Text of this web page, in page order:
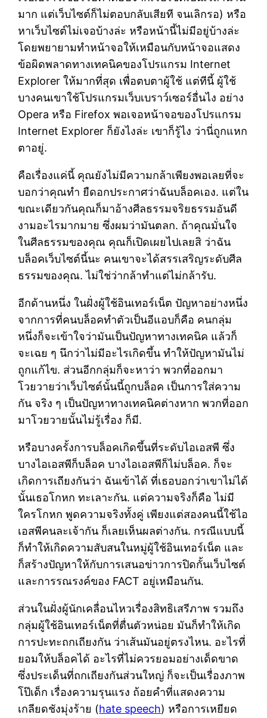
มาก แต่เว็บไซต์ก็ไม่ตอบกลับเสียที จนเลิกรอ) หรือ
หาเว็บไซต์ไม่เจอบ้างล่ะ หรือหน้านี้ไม่มีอยู่บ้างล่ะ
โดยพยายามทำหน้าจอให้เหมือนกับหน้าจอแสดง
ข้อผิดพลาดทางเทคนิคของโปรแกรม Internet
Explorer ให้มากที่สุด เพื่อตบตาผู้ใช้ แต่ทีนี้ ผู้ใช้
บางคนเขาใช้โปรแกรมเว็บเบราว์เซอร์อื่นไง อย่าง
Opera หรือ Firefox พอเจอหน้าจอของโปรแกรม
Internet Explorer ก็ยังไงล่ะ เขาก็รู้ไง ว่านี่ถูกแหก
ตาอยู่.
คือเรื่องแค่นี้ คุณยังไม่มีความกล้าเพียงพอเลยที่จะ
บอกว่าคุณทำ ยืดอกประกาศว่าฉันบล็อคเอง. แต่ใน
ขณะเดียวกันคุณก็มาอ้างศีลธรรมจริยธรรมอันดี
งามอะไรมากมาย ซึ่งผมว่ามันตลก. ถ้าคุณมั่นใจ
ในศีลธรรมของคุณ คุณก็เปิดเผยไปเลยสิ ว่าฉัน
บล็อคเว็บไซต์นี้นะ คนเขาจะได้สรรเสริญระดับศีล
ธรรมของคุณ. ไม่ใช่ว่ากล้าทำแต่ไม่กล้ารับ.
อีกด้านหนึ่ง ในฝั่งผู้ใช้อินเทอร์เน็ต ปัญหาอย่างหนึ่ง
จากการที่คนบล็อคทำตัวเป็นอีแอบก็คือ คนกลุ่ม
หนึ่งก็จะเข้าใจว่ามันเป็นปัญหาทางเทคนิค แล้วก็
จะเฉย ๆ นึกว่าไม่มีอะไรเกิดขึ้น ทำให้ปัญหามันไม่
ถูกแก้ไข. ส่วนอีกกลุ่มก็จะหาว่า พวกที่ออกมา
โวยวายว่าเว็บไซต์นั้นนี้ถูกบล็อค เป็นการใส่ความ
กัน จริง ๆ เป็นปัญหาทางเทคนิคต่างหาก พวกที่ออก
มาโวยวายนั้นไม่รู้เรื่อง ก็มี.
หรือบางครั้งการบล็อคเกิดขึ้นที่ระดับไอเอสพี ซึ่ง
บางไอเอสพีก็บล็อค บางไอเอสพีก็ไม่บล็อค. ก็จะ
เกิดการเถียงกันว่า ฉันเข้าได้ ที่เธอบอกว่าเขาไม่ได้
นั้นเธอโกหก ทะเลาะกัน. แต่ความจริงก็คือ ไม่มี
ใครโกหก พูดความจริงทั้งคู่ เพียงแต่สองคนนี้ใช้ไอ
เอสพีคนละเจ้ากัน ก็เลยเห็นผลต่างกัน. กรณีแบบนี้
ก็ทำให้เกิดความสับสนในหมู่ผู้ใช้อินเทอร์เน็ต และ
ก็สร้างปัญหาให้กับการเสนอข่าวการปิดกั้นเว็บไซต์
และการรณรงค์ของ FACT อยู่เหมือนกัน.
ส่วนในฝั่งผู้นักเคลื่อนไหวเรื่องสิทธิเสรีภาพ รวมถึง
กลุ่มผู้ใช้อินเทอร์เน็ตที่ตื่นตัวหน่อย มันก็ทำให้เกิด
การปะทะถกเถียงกัน ว่าเส้นมันอยู่ตรงไหน. อะไรที่
ยอมให้บล็อคได้ อะไรที่ไม่ควรยอมอย่างเด็ดขาด
ซึ่งประเด็นที่ถกเถียงกันส่วนใหญ่ ก็จะเป็นเรื่องภาพ
โป๊เด็ก เรื่องความรุนแรง ถ้อยคำที่แสดงความ
เกลียดชังมุ่งร้าย (hate speech) หรือการเหยียด